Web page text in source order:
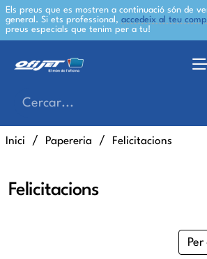
Els preus que es mostren a continuació són de
general. Si ets professional, accedeix al teu
preus especials que tenim per a tu!
Felicitacions
Inici homePapereria Felicitacions